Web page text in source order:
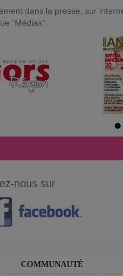
dans la presse, sur
"Médias".
nous sur
COMMUNAUTÉ